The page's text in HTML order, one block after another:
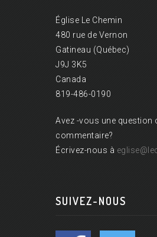
Église Le Chemin
480 rue de Vernon
Gatineau (Québec)
J9J 3K5
Canada
819-486-0190
Avez -vous une question
commentaire?
Écrivez-nous à
SUIVEZ-NOUS